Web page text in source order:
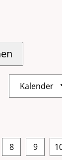
Kalender
8 9